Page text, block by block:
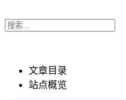
文章目录
站点概览